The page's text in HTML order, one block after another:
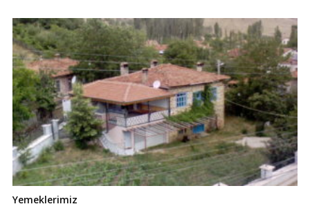
Yemeklerimiz